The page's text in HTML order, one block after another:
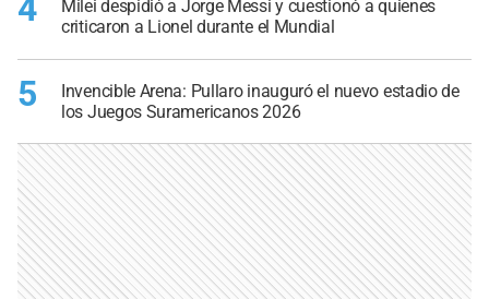
4
Milei despidió a Jorge Messi y cuestionó a quienes
criticaron a Lionel durante el Mundial
5
Invencible Arena: Pullaro inauguró el nuevo estadio de
los Juegos Suramericanos 2026